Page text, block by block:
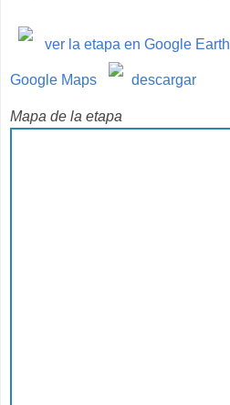
ver la etapa en Google Earth
Google Maps descargar
Mapa de la etapa